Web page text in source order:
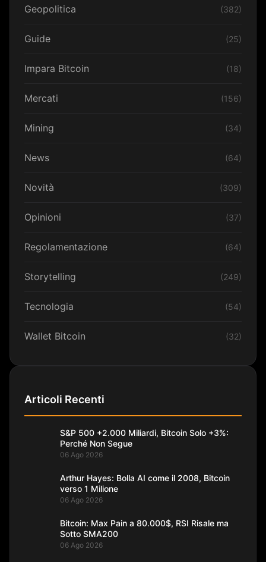
Geopolitica (382)
Guide (25)
Impara Bitcoin (18)
Mercati (156)
Mining (34)
News (64)
Novità (309)
Opinioni (37)
Regolamentazione (64)
Storytelling (249)
Tecnologia (54)
Wallet Bitcoin (32)
Articoli Recenti
S&P 500 +2.000 Miliardi, Bitcoin Solo +3%:
Perché Non Segue
06 Ago 2026
Arthur Hayes: Bolla AI come il 2008, Bitcoin
verso 1 Milione
06 Ago 2026
Bitcoin: Max Pain a 80.000$, RSI Risale ma
Sotto SMA200
06 Ago 2026